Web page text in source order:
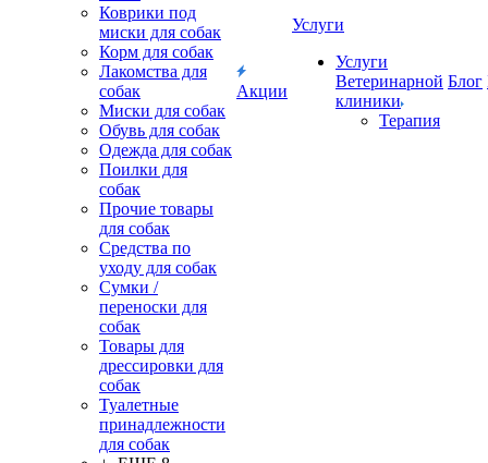
Коврики под
миски для собак
Корм для собак
Лакомства для
собак
Миски для собак
Обувь для собак
Одежда для собак
Поилки для
собак
Прочие товары
для собак
Средства по
уходу для собак
Сумки /
переноски для
собак
Товары для
дрессировки для
собак
Туалетные
принадлежности
для собак
Акции
Услуги
Услуги
Ветеринарной
клиники
Терапия
Блог